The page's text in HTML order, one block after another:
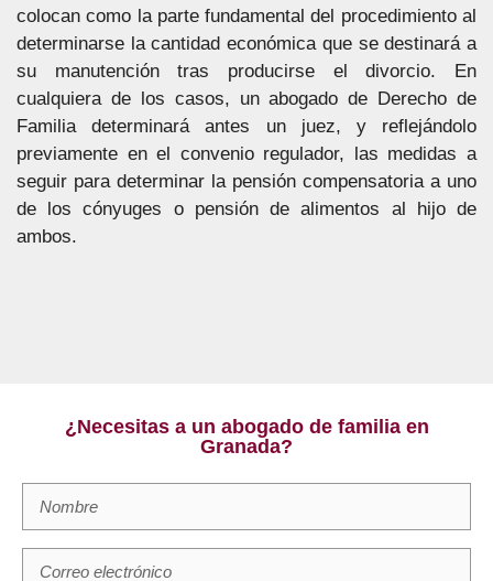
colocan como la parte fundamental del procedimiento al
determinarse la cantidad económica que se destinará a
su manutención tras producirse el divorcio. En
cualquiera de los casos, un abogado de Derecho de
Familia determinará antes un juez, y reflejándolo
previamente en el convenio regulador, las medidas a
seguir para determinar la pensión compensatoria a uno
de los cónyuges o pensión de alimentos al hijo de
ambos.
¿Necesitas a un abogado de familia en
Granada?